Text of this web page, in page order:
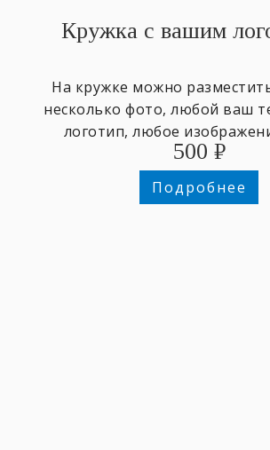
Кружка с вашим
На кружке можно
несколько фото, любой ваш
логотип, любое
оформления заказа отправьте
на почту info@makurino.ru ,
письма номер вашего
500 ₽
Подробнее